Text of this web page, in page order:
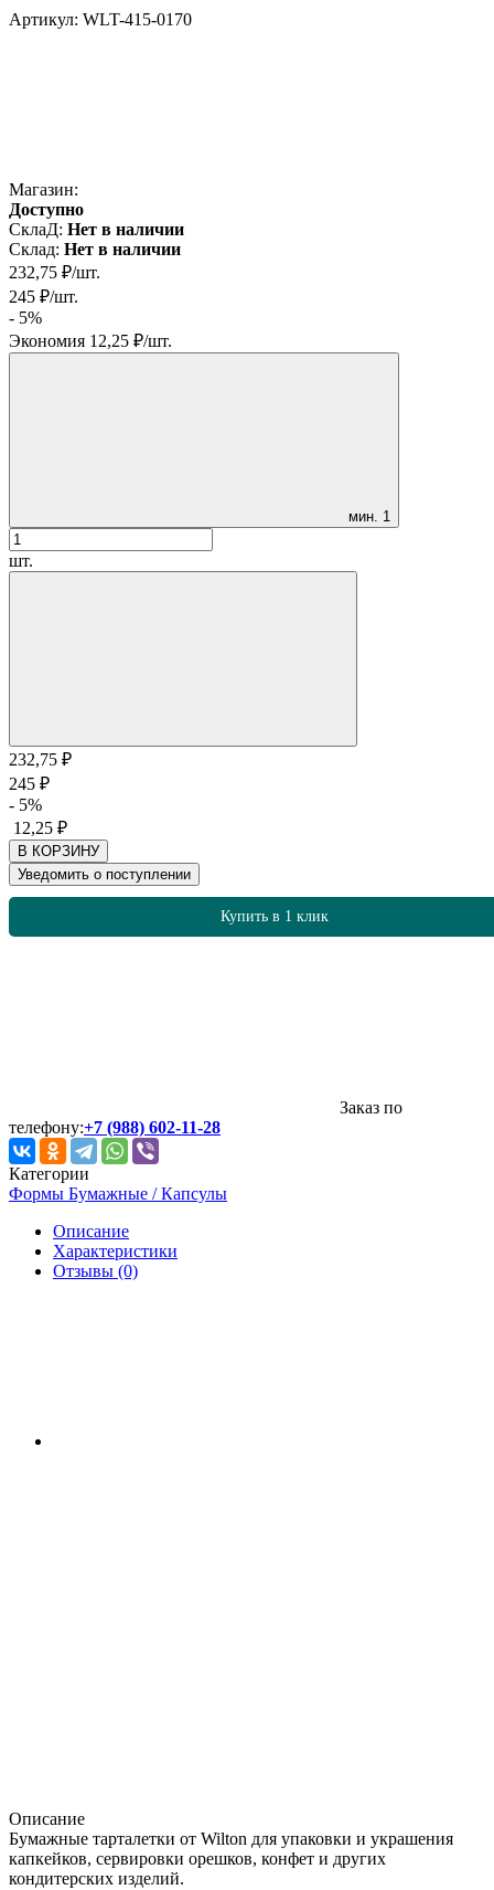
Артикул: WLT-415-0170
Магазин:
Доступно
СклаД: Нет в наличии
Склад: Нет в наличии
232,75 ₽/шт.
245 ₽/шт.
- 5%
Экономия 12,25 ₽/шт.
мин. 1
шт.
232,75 ₽
245 ₽
- 5%
12,25 ₽
В КОРЗИНУ
Уведомить о поступлении
Купить в 1 клик
Заказ по
телефону:+7 (988) 602-11-28
Категории
Формы Бумажные / Капсулы
Описание
Характеристики
Отзывы (0)
Описание
Бумажные тарталетки от Wilton для упаковки и украшения
капкейков, сервировки орешков, конфет и других
кондитерских изделий.